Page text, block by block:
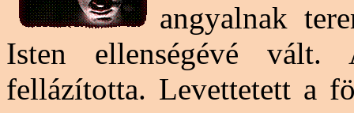
angyalnak
Isten ellenségévé vált.
fellázította. Levettetett a